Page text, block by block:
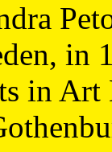
in
in Art